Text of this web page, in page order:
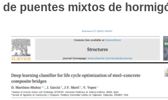
de puentes mixtos de